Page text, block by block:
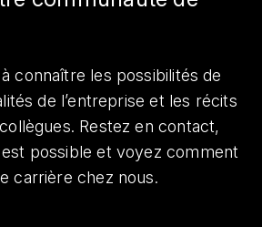
connaître les possibilités de
de l’entreprise et les récits
Restez en contact,
possible et voyez comment
carrière chez nous.